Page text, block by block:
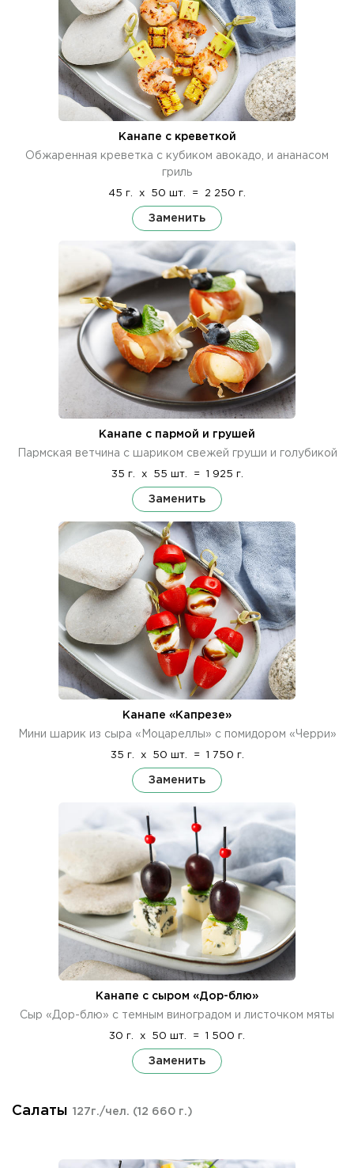
Канапе с креветкой
Обжаренная креветка с кубиком авокадо, и ананасом
гриль
45 г. x 50 шт. = 2 250 г.
Заменить
Канапе с пармой и грушей
Пармская ветчина с шариком свежей груши и голубикой
35 г. x 55 шт. = 1 925 г.
Заменить
Канапе «Капрезе»
Мини шарик из сыра «Моцареллы» с помидором «Черри»
35 г. x 50 шт. = 1 750 г.
Заменить
Канапе с сыром «Дор-блю»
Сыр «Дор-блю» с темным виноградом и листочком мяты
30 г. x 50 шт. = 1 500 г.
Заменить
Салаты 127г./чел. (12 660 г.)